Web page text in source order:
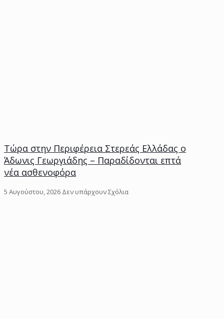
Τώρα στην Περιφέρεια Στερεάς Ελλάδας ο
Άδωνις Γεωργιάδης – Παραδίδονται επτά
νέα ασθενοφόρα
5 Αυγούστου, 2026 Δεν υπάρχουν Σχόλια